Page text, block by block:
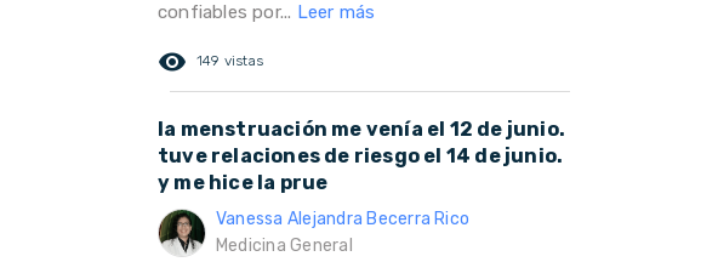
confiables por... Leer más
remove_red_eye 149 vistas
la menstruación me venía el 12 de junio.
tuve relaciones de riesgo el 14 de junio.
y me hice la prue
Vanessa Alejandra Becerra Rico
Medicina General